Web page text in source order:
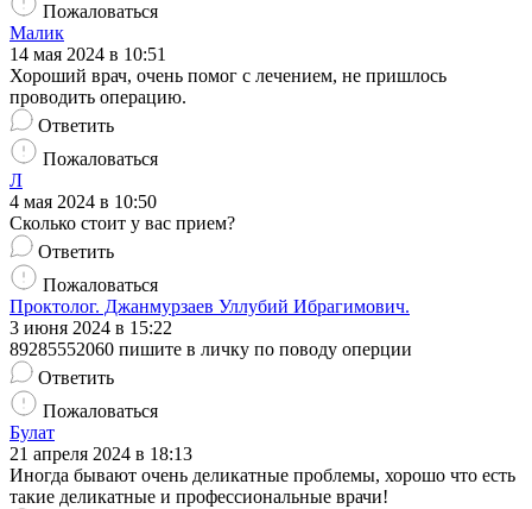
Пожаловаться
Малик
14 мая 2024 в 10:51
Хороший врач, очень помог с лечением, не пришлось
проводить операцию.
Ответить
Пожаловаться
Л
4 мая 2024 в 10:50
Сколько стоит у вас прием?
Ответить
Пожаловаться
Проктолог. Джанмурзаев Уллубий Ибрагимович.
3 июня 2024 в 15:22
89285552060 пишите в личку по поводу оперции
Ответить
Пожаловаться
Булат
21 апреля 2024 в 18:13
Иногда бывают очень деликатные проблемы, хорошо что есть
такие деликатные и профессиональные врачи!